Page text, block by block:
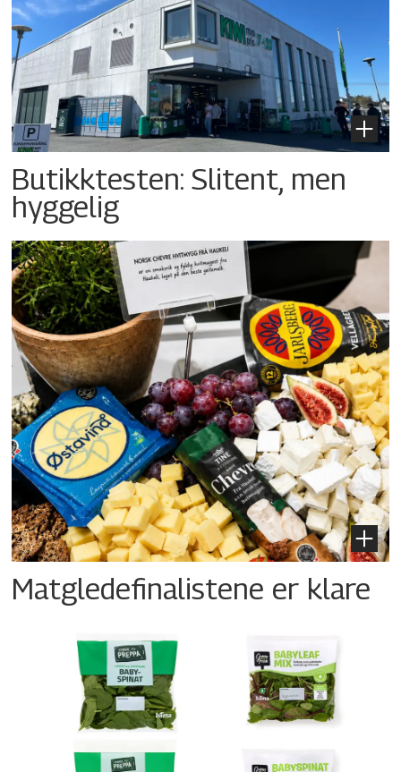
Butikktesten: Slitent, men
hyggelig
Matgledefinalistene er klare